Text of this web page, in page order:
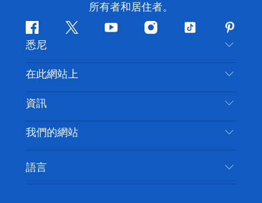
所有者和居住者。
Facebook嘰
喳
喳
Youtube Instagram
抖
悉尼
聯絡我們
免責聲明
隱私
Cookie 通知
在此網站上
目的地
要做的事情
新南威爾斯州公路旅行
活動
住宿
資訊
旅行資訊
無障礙悉尼
列出您的業務
我們的網站
語言